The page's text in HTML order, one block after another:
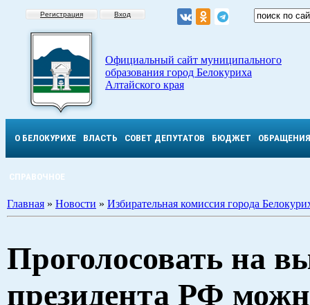
Регистрация Вход
Официальный сайт муниципального
образования город Белокуриха
Алтайского края
О БЕЛОКУРИХЕ ВЛАСТЬ СОВЕТ ДЕПУТАТОВ БЮДЖЕТ ОБРАЩЕНИЯ
СПРАВОЧНОЕ
Главная » Новости » Избирательная комиссия города
Проголосовать на
президента РФ